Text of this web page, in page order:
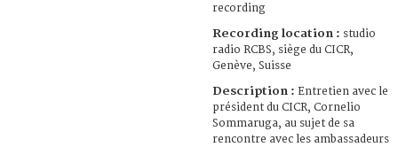
recording
Recording location : studio
radio RCBS, siège du CICR,
Genève, Suisse
Description : Entretien avec le
président du CICR, Cornelio
Sommaruga, au sujet de sa
rencontre avec les ambassadeurs